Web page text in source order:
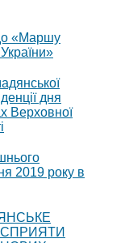
«Маршу
дня
Верховної
2019 року в